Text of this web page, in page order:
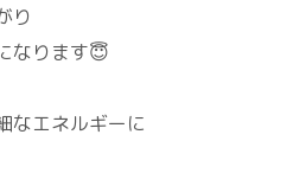
ます😇
なエネルギーに